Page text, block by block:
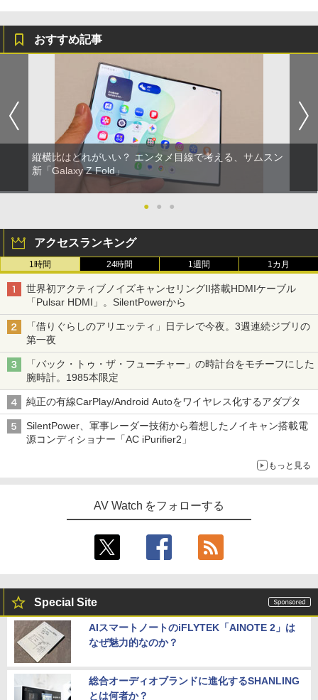
おすすめ記事
縦横比はどれがいい？ エンタメ目線で考える、サムスン
新「Galaxy Z Fold」
● ● ●
アクセスランキング
1時間 24時間 1週間 1カ月
世界初アクティブノイズキャンセリングII搭載HDMIケーブル
「Pulsar HDMI」。SilentPowerから
「借りぐらしのアリエッティ」日テレで今夜。3週連続ジブリの
第一夜
「バック・トゥ・ザ・フューチャー」の時計台をモチーフにした
腕時計。1985本限定
純正の有線CarPlay/Android Autoをワイヤレス化するアダプタ
SilentPower、軍事レーダー技術から着想したノイキャン搭載電
源コンディショナー「AC iPurifier2」
もっと見る
AV Watch をフォローする
Special Site
AIスマートノートのiFLYTEK「AINOTE 2」は
なぜ魅力的なのか？
総合オーディオブランドに進化するSHANLING
とは何者か？